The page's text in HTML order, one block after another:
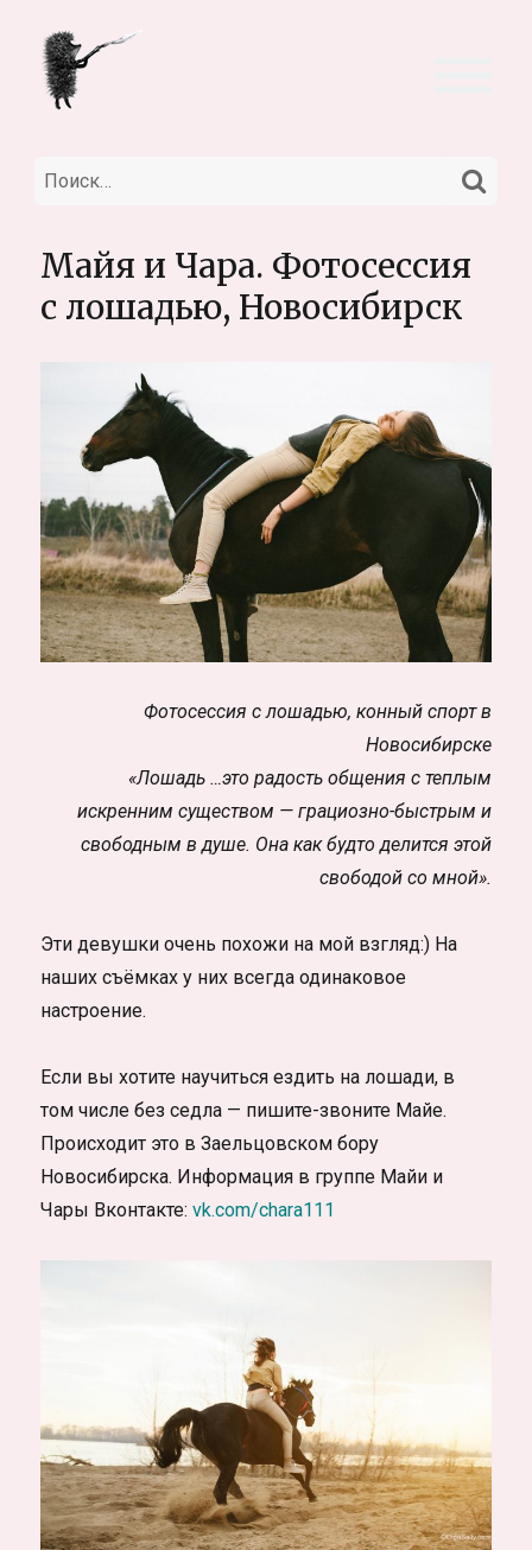
Искать:
Майя и Чара. Фотосессия
с лошадью, Новосибирск
Фотосессия с лошадью, конный спорт в
Новосибирске
«Лошадь …это радость общения с теплым
искренним существом — грациозно-быстрым и
свободным в душе. Она как будто делится этой
свободой со мной».
Эти девушки очень похожи на мой взгляд:) На
наших съёмках у них всегда одинаковое
настроение.
Если вы хотите научиться ездить на лошади, в
том числе без седла — пишите-звоните Майе.
Происходит это в Заельцовском бору
Новосибирска. Информация в группе Майи и
Чары Вконтакте:vk.com/chara111